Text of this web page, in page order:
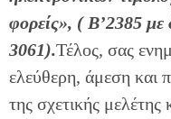
φορείς», ( Β’2385
3061).Τέλος, σας
ελεύθερη, άμεση και
της σχετικής